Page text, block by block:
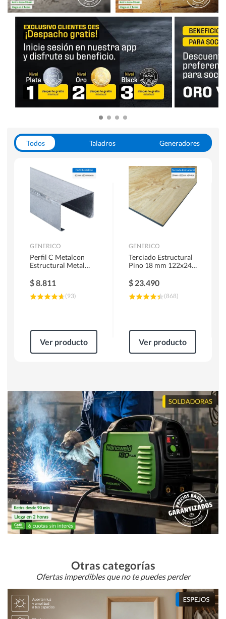
Todos Taladros
Generadores
Herramientas Manuales
Sierras Circulares
GENERICO
Perfil C Metalcon
Estructural Metal
$8.811
(93)
Ver producto
GENERICO
Terciado Estructural
Pino 18 mm 122x244
$ 23.490
(868)
Ver producto
Otras categorías
Ofertas imperdibles que no te puedes perder